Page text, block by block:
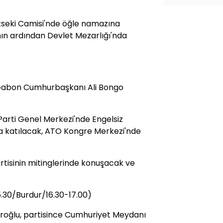
Camisi'nde öğle namazına
ardından Devlet Mezarlığı'nda
Cumhurbaşkanı Ali Bongo
Genel Merkezi'nde Engelsiz
katılacak, ATO Kongre Merkezi'nde
mitinglerinde konuşacak ve
Burdur/16.30-17.00)
partisince Cumhuriyet Meydanı